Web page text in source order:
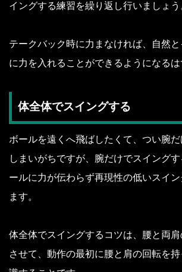
イングする練習を繰り返し行いましょう
テークバック時に力まなければ、自然
に力を入れることができるようになるは
体全体でスイングする
ボールを遠くへ飛ばしたくて、つい腕
しまいがちですが、腕だけでスイング
ールに力が伝わらず再現性の低いスイ
ます。
体全体でスイングするコツは、腰と両
させて、動作の最初に腰と肩の回転を